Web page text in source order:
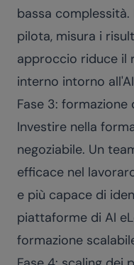
bassa
pilota, misura i
approccio riduce il
interno intorno
Fase 3:
Investire nella
negoziabile. Un
efficace nel
e più capace di
piattaforme di AI
formazione